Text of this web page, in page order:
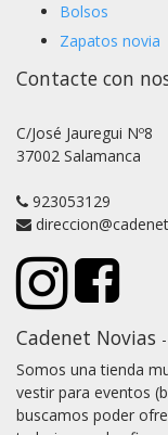
Bolsos
Zapatos novia
Contacte con
C/José Jauregui Nº8
37002 Salamanca
923053129
Cadenet Novias -
Somos una tienda
vestir para eventos
buscamos poder